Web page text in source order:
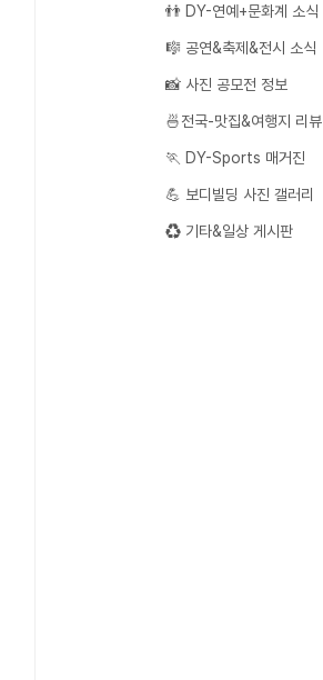
👬 DY-연예+문화계 소식
🎼 공연&축제&전시 소식
📸 사진 공모전 정보
🍜전국-맛집&여행지 리뷰
🏃 DY-Sports 매거진
💪 보디빌딩 사진 갤러리
♻️ 기타&일상 게시판